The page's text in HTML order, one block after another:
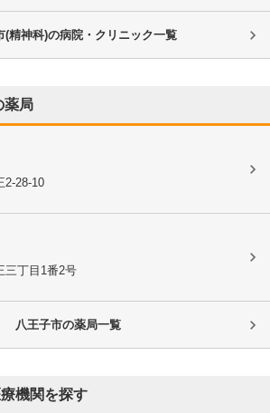
(精神科)の病院・クリニック一覧
薬局
2-28-10
三丁目1番2号
八王子市の薬局一覧
機関を探す